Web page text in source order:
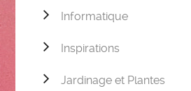
Informatique
Inspirations
Jardinage et Plantes